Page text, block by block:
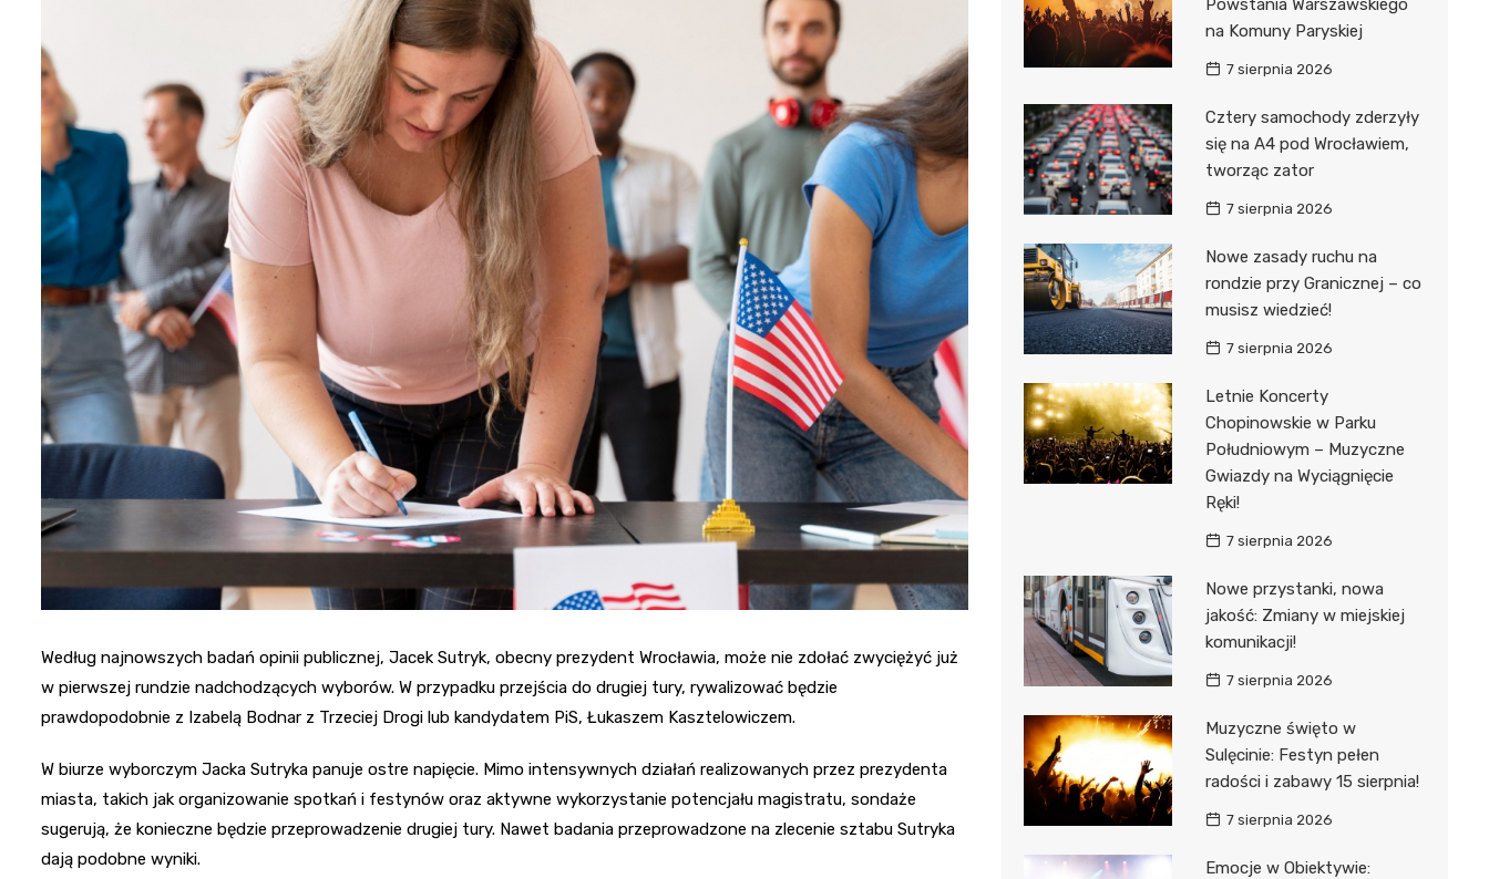
Fryzjer
Kino
Poczta
Według najnowszych badań opinii publicznej, Jacek Sutryk, obecny prezydent Wrocławia, może nie zdołać zwyciężyć już
w pierwszej rundzie nadchodzących wyborów. W przypadku przejścia do drugiej tury, rywalizować będzie
prawdopodobnie z Izabelą Bodnar z Trzeciej Drogi lub kandydatem PiS, Łukaszem Kasztelowiczem.
W biurze wyborczym Jacka Sutryka panuje ostre napięcie. Mimo intensywnych działań realizowanych przez prezydenta
miasta, takich jak organizowanie spotkań i festynów oraz aktywne wykorzystanie potencjału magistratu, sondaże
sugerują, że konieczne będzie przeprowadzenie drugiej tury. Nawet badania przeprowadzone na zlecenie sztabu Sutryka
dają podobne wyniki.
Powstania Warszawskiego
na Komuny Paryskiej
7 sierpnia 2026
Cztery samochody zderzyły
się na A4 pod Wrocławiem,
tworząc zator
7 sierpnia 2026
Nowe zasady ruchu na
rondzie przy Granicznej – co
musisz wiedzieć!
7 sierpnia 2026
Letnie Koncerty
Chopinowskie w Parku
Południowym – Muzyczne
Gwiazdy na Wyciągnięcie
Ręki!
7 sierpnia 2026
Nowe przystanki, nowa
jakość: Zmiany w miejskiej
komunikacji!
7 sierpnia 2026
Muzyczne święto w
Sulęcinie: Festyn pełen
radości i zabawy 15 sierpnia!
7 sierpnia 2026
Emocje w Obiektywie: